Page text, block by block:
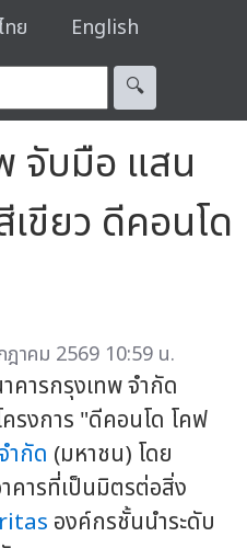
ทย English
🔍︎
จับมือ แสน
ขียว ดีคอนโด
าคม 2569 10:59 น.
คารกรุงเทพ จำกัด
รงการ "ดีคอนโด โคฟ
ำกัด (มหาชน) โดย
คารที่เป็นมิตรต่อสิ่ง
องค์กรชั้นนำระดับ